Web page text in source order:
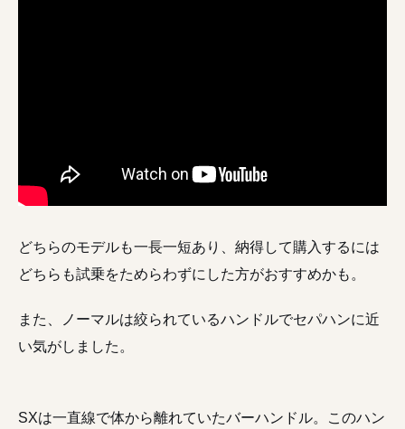
どちらのモデルも一長一短あり、納得して購入するには
どちらも試乗をためらわずにした方がおすすめかも。
また、ノーマルは絞られているハンドルでセパハンに近
い気がしました。
SXは一直線で体から離れていたバーハンドル。このハン